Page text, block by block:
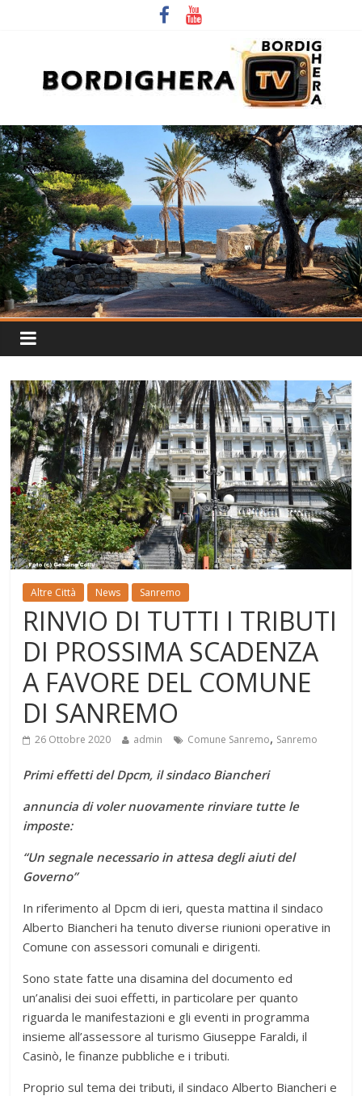
Altre Città News Sanremo
RINVIO DI TUTTI I TRIBUTI
DI PROSSIMA SCADENZA
A FAVORE DEL COMUNE
DI SANREMO
26 Ottobre 2020 admin Comune Sanremo, Sanremo
Primi effetti del Dpcm, il sindaco Biancheri
annuncia di voler nuovamente rinviare tutte le
imposte:
“Un segnale necessario in attesa degli aiuti del
Governo”
In riferimento al Dpcm di ieri, questa mattina il sindaco
Alberto Biancheri ha tenuto diverse riunioni operative in
Comune con assessori comunali e dirigenti.
Sono state fatte una disamina del documento ed
un’analisi dei suoi effetti, in particolare per quanto
riguarda le manifestazioni e gli eventi in programma
insieme all’assessore al turismo Giuseppe Faraldi, il
Casinò, le finanze pubbliche e i tributi.
Proprio sul tema dei tributi, il sindaco Alberto Biancheri e